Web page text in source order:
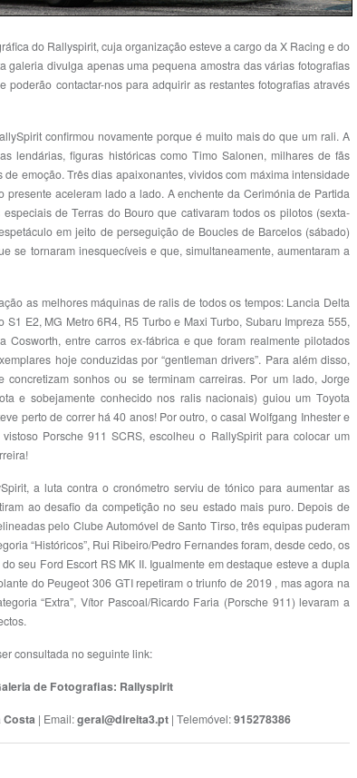
do Rallyspirit, cuja organização esteve a cargo da X Racing e do
galeria divulga apenas uma pequena amostra das várias fotografias
poderão contactar-nos para adquirir as restantes fotografias através
confirmou novamente porque é muito mais do que um rali. A
lendárias, figuras históricas como Timo Salonen, milhares de fãs
emoção. Três dias apaixonantes, vividos com máxima intensidade
presente aceleram lado a lado. A enchente da Cerimónia de Partida
de Terras do Bouro que cativaram todos os pilotos (sexta-
em jeito de perseguição de Boucles de Barcelos (sábado)
se tornaram inesquecíveis e que, simultaneamente, aumentaram a
as melhores máquinas de ralis de todos os tempos: Lancia Delta
S1 E2, MG Metro 6R4, R5 Turbo e Maxi Turbo, Subaru Impreza 555,
Cosworth, entre carros ex-fábrica e que foram realmente pilotados
hoje conduzidas por “gentleman drivers”. Para além disso,
sonhos ou se terminam carreiras. Por um lado, Jorge
e sobejamente conhecido nos ralis nacionais) guiou um Toyota
perto de correr há 40 anos! Por outro, o casal Wolfgang Inhester e
Porsche 911 SCRS, escolheu o RallySpirit para colocar um
a luta contra o cronómetro serviu de tónico para aumentar as
ao desafio da competição no seu estado mais puro. Depois de
pelo Clube Automóvel de Santo Tirso, três equipas puderam
“Históricos”, Rui Ribeiro/Pedro Fernandes foram, desde cedo, os
seu Ford Escort RS MK II. Igualmente em destaque esteve a dupla
do Peugeot 306 GTI repetiram o triunfo de 2019 , mas agora na
“Extra”, Vítor Pascoal/Ricardo Faria (Porsche 911) levaram a
consultada no seguinte link:
de Fotografias: Rallyspirit
Costa | Email:geral@direita3.pt | Telemóvel:915278386